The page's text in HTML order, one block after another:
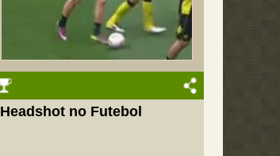
Headshot no Futebol